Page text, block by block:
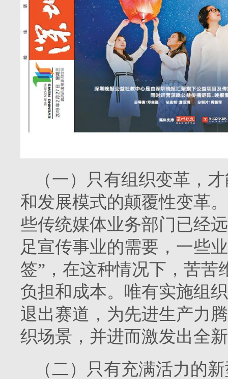
（一）只有组织变革，
和发展模式的颠覆性变革
些传统媒体业务部门已经
足宣传事业的需要，一些
签”，在这种情况下，苦苦
负担和成本。唯有实施组
退出赛道，为先进生产力
织场景，并进而激发出全
（二）只有充满活力的